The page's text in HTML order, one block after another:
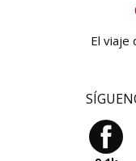
El viaje